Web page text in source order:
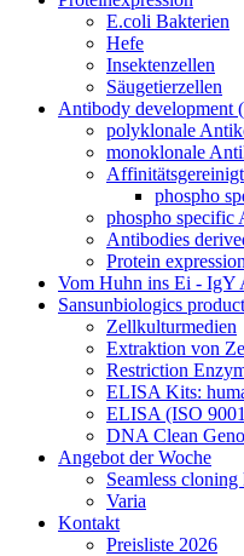
E.coli Bakterien
Hefe
Insektenzellen
Säugetierzellen
Antibody development
polyklonale
monoklonale
phospho
phospho specific
Antibodies
Protein
Vom Huhn ins Ei - IgY
Sansunbiologics
Zellkulturmedien
Extraktion von
Restriction
ELISA Kits:
ELISA (ISO
DNA Clean
Angebot der Woche
Seamless
Varia
Kontakt
Preisliste 2026